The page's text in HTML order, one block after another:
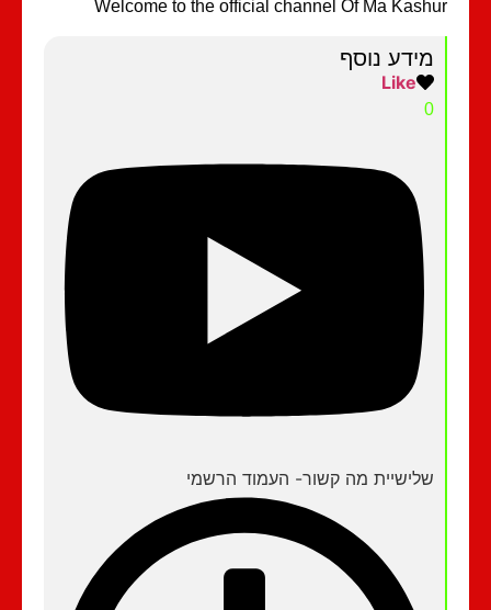
Welcome to the official channel Of Ma
מידע נוסף
שלישיית מה קשור- העמוד הרשמי